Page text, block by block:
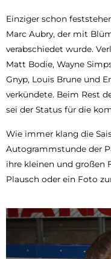
Einziger schon
Marc Aubry, der mit
verabschiedet wurde.
Matt Bodie, Wayne
Gnyp, Louis Brune und
verkündete. Beim Rest
sei der Status für die
Wie immer klang die
Autogrammstunde der
ihre kleinen und großen
Plausch oder ein Foto